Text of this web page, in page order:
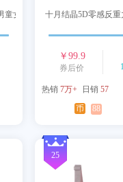
女童 十月结晶5D零感反
￥ 99.9
券后价
热销 7万+ 日销 57
币 88
25